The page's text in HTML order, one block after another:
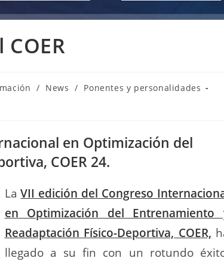
/ News / Ponentes y personalidades
en Optimización del
COER 24.
LaVII edición del Congreso
en Optimización del Entrenamiento
Readaptación Físico-Deportiva, COER,
llegado a su fin con un rotundo